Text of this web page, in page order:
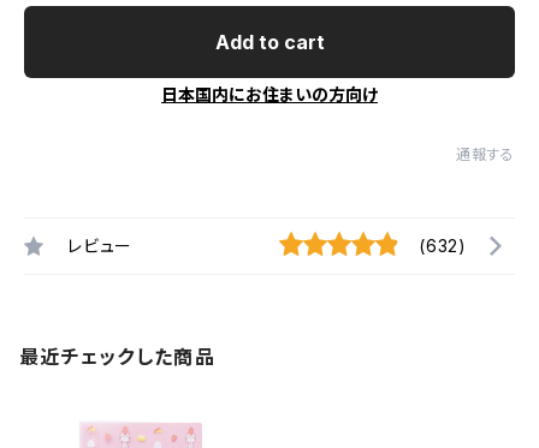
Add to cart
日本国内にお住まいの方向け
通報する
レビュー (632)
最近チェックした商品